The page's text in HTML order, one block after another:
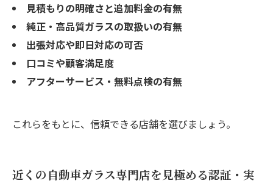
見積もりの明確さと追加料金の有無
純正・高品質ガラスの取扱いの有無
出張対応や即日対応の可否
口コミや顧客満足度
アフターサービス・無料点検の有無
これらをもとに、信頼できる店舗を選びましょう。
近くの自動車ガラス専門店を見極める認証・実